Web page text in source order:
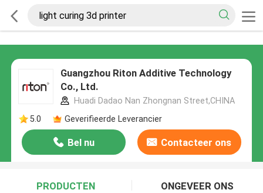
Guangzhou Riton Additive Technology
Co., Ltd.
Huadi Dadao Nan Zhongnan Street,CHINA
5.0
Geverifieerde Leverancier
Bel nu Contacteer ons
PRODUCTEN ONGEVEER ONS